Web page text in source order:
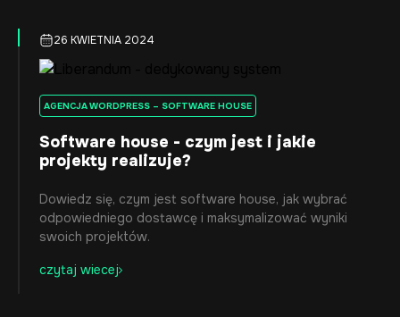
26 KWIETNIA 2024
AGENCJA WORDPRESS – SOFTWARE HOUSE
Software house - czym jest i jakie
projekty realizuje?
Dowiedz się, czym jest software house, jak wybrać
odpowiedniego dostawcę i maksymalizować wyniki
swoich projektów.
czytaj wiecej